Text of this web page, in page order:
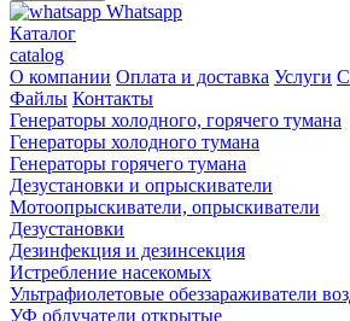
Whatsapp
Каталог
catalog
О компании Оплата и доставка Услуги
Файлы Контакты
Генераторы холодного, горячего тумана
Генераторы холодного тумана
Генераторы горячего тумана
Дезустановки и опрыскиватели
Мотоопрыскиватели, опрыскиватели
Дезустановки
Дезинфекция и дезинсекция
Истребление насекомых
Ультрафиолетовые обеззараживатели
УФ облучатели открытые